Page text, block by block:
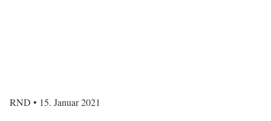
RND • 15. Januar 2021